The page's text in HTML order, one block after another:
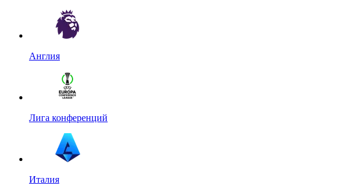
Англия
Лига конференций
Италия